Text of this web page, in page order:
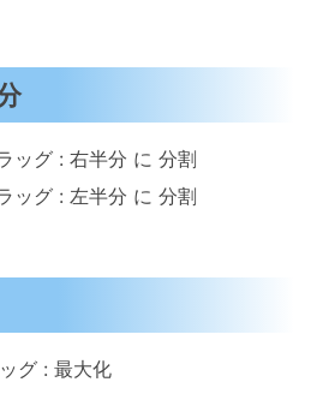
ッグ : 右半分 に 分割
ッグ : 左半分 に 分割
グ : 最大化